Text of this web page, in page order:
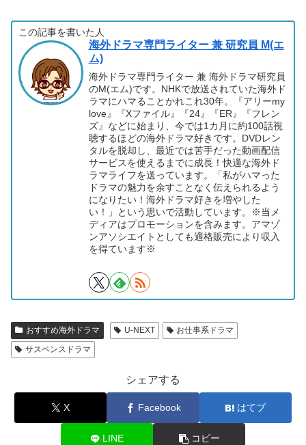
この記事を書いた人
海外ドラマ専門ライター 兼 研究員 M(エ
ム)
海外ドラマ専門ライター 兼 海外ドラマ研究員
のM(エム)です。NHKで放送されていた海外ド
ラマにハマることかれこれ30年。『アリーmy
love』『Xファイル』『24』『ER』『フレン
ズ』などに始まり、今では1カ月に約100話視
聴するほどの海外ドラマ好きです。DVDレン
タルを脱却し、最近では苦手だった動画配信
サービスを使えるまでに成長！快適な海外ド
ラマライフを送っています。「私がハマった
ドラマの魅力を余すことなく伝えられるよう
になりたい！海外ドラマ好きを増やした
い！」という思いで活動しています。※当メ
ディアはプロモーションを含みます。アマゾ
ンアソシエイトとしても適格販売により収入
を得ています※
おすすめ海外ドラマ U-NEXT
お仕事系ドラマ
サスペンスドラマ
シェアする
X Facebook はてブ
LINE コピー